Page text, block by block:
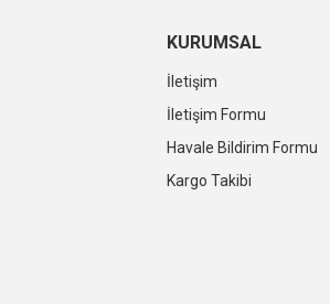
KURUMSAL
İletişim
İletişim Formu
Havale Bildirim Formu
Kargo Takibi